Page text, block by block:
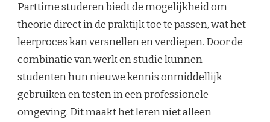
Parttime studeren biedt de mogelijkheid om
theorie direct in de praktijk toe te passen, wat het
leerproces kan versnellen en verdiepen. Door de
combinatie van werk en studie kunnen
studenten hun nieuwe kennis onmiddellijk
gebruiken en testen in een professionele
omgeving. Dit maakt het leren niet alleen